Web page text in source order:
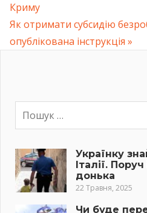
записів
Криму
Next
Post:
Як отримати субсидію
опублікована інструкція
Українку
Італії.
донька
22 Травня, 2025
Чи буде